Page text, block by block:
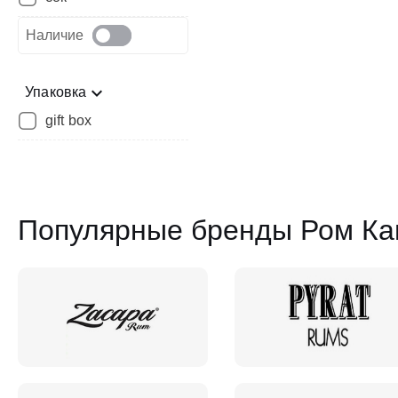
Наличие
Упаковка
gift box
Популярные бренды Ром